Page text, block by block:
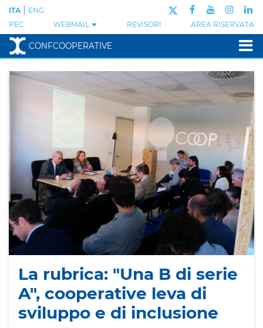
PEC WEBMAIL REVISORI AREA RISERVATA
ITA ENG
CONFCOOPERATIVE
La rubrica: "Una B di serie
A", cooperative leva di
sviluppo e di inclusione